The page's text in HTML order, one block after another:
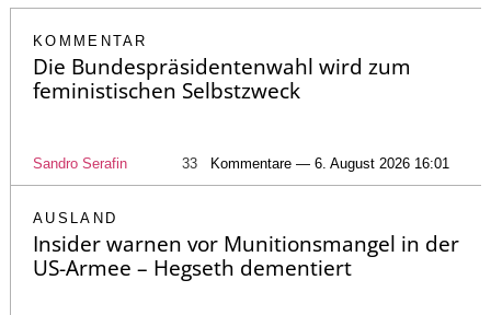
KOMMENTAR
Die Bundespräsidentenwahl wird zum
feministischen Selbstzweck
Sandro Serafin 33 Kommentare — 6. August 2026 16:01
AUSLAND
Insider warnen vor Munitionsmangel in der
US-Armee – Hegseth dementiert